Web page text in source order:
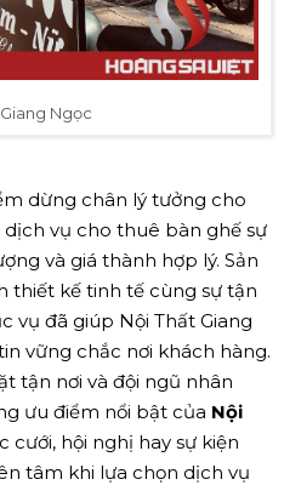
Ngọc
dừng chân lý tưởng cho
vụ cho thuê bàn ghế sự
và giá thành hợp lý. Sản
thiết kế tinh tế cùng sự tận
đã giúp Nội Thất Giang
vững chắc nơi khách hàng.
tận nơi và đội ngũ nhân
ưu điểm nổi bật của Nội
cưới, hội nghị hay sự kiện
tâm khi lựa chọn dịch vụ